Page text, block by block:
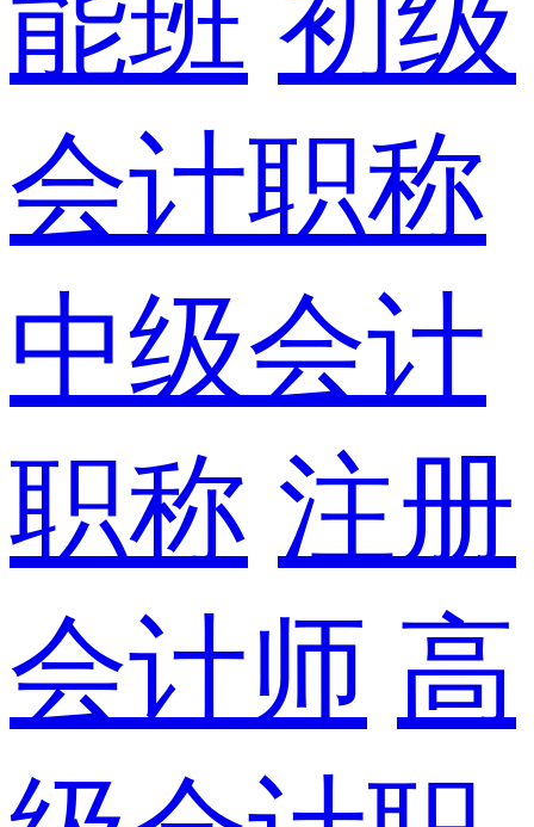
能班 初级
会计职称
中级会计
职称 注册
会计师 高